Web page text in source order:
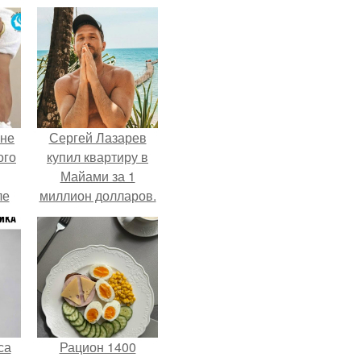
Сергей Лазарев
купил квартиру в
Майами за 1
миллион долларов.
Рацион 1400